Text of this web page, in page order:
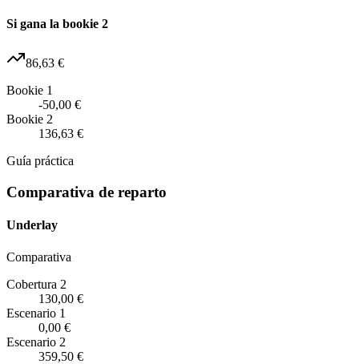
Si gana la bookie 2
86,63 €
Bookie 1
-50,00 €
Bookie 2
136,63 €
Guía práctica
Comparativa de reparto
Underlay
Comparativa
Cobertura 2
130,00 €
Escenario 1
0,00 €
Escenario 2
359,50 €